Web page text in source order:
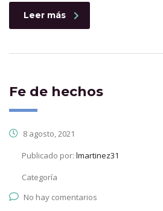
Leer más
Fe de hechos
8 agosto, 2021
Publicado por: lmartinez31
Categoría
No hay comentarios